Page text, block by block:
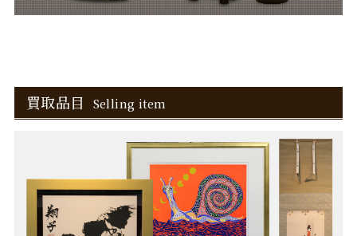
買取品目 Selling item